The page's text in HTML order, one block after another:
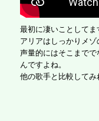
最初に凄いことしてま
アリアはしっかりメゾ
声量的にはそこまで
んですよね。
他の歌手と比較してみ